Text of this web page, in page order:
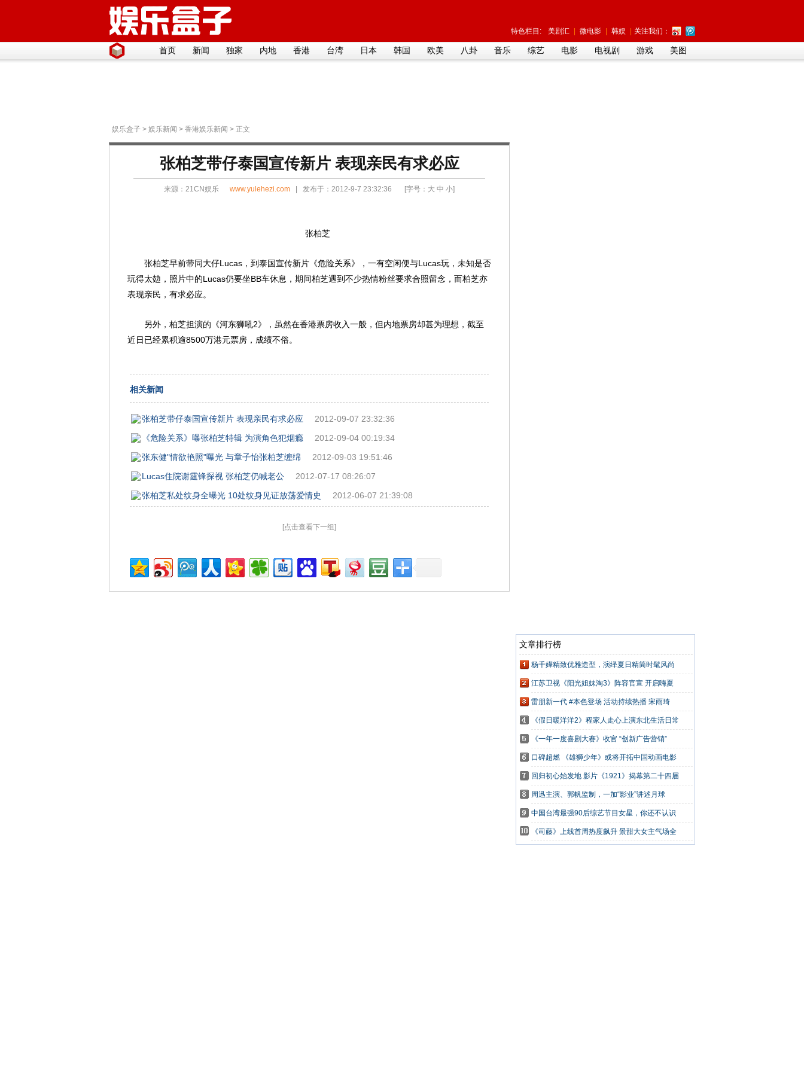
特色栏目: 美剧汇 微电影 韩娱 关注我们：
首页 新闻 独家 内地 香港 台湾 日本 韩国 欧美 八卦 音乐 综艺 电影 电视剧 游戏 美图
娱乐盒子 > 娱乐新闻 > 香港娱乐新闻 > 正文
张柏芝带仔泰国宣传新片 表现亲民有求必应
来源： 21CN娱乐 www.yulehezi.com | 发布于：2012-9-7 23:32:36 [字号： 大 中 小]
张柏芝
张柏芝早前带同大仔Lucas，到泰国宣传新片《危险关系》，一有空闲便与Lucas玩，未知是否
玩得太攰，照片中的Lucas仍要坐BB车休息，期间柏芝遇到不少热情粉丝要求合照留念，而柏芝亦
表现亲民，有求必应。
另外，柏芝担演的《河东狮吼2》，虽然在香港票房收入一般，但内地票房却甚为理想，截至
近日已经累积逾8500万港元票房，成绩不俗。
相关新闻
张柏芝带仔泰国宣传新片 表现亲民有求必应
2012-09-07 23:32:36
《危险关系》曝张柏芝特辑 为演角色犯烟瘾
2012-09-04 00:19:34
张东健"情欲艳照"曝光 与章子怡张柏芝缠绵
2012-09-03 19:51:46
Lucas住院谢霆锋探视 张柏芝仍喊老公
2012-07-17 08:26:07
张柏芝私处纹身全曝光 10处纹身见证放荡爱情史
2012-06-07 21:39:08
[点击查看下一组]